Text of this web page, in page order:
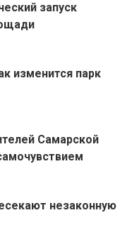
запуск
изменится парк
Самарской
незаконную